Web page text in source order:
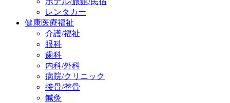
レンタカー
健康医療福祉
介護/福祉
眼科
歯科
内科/外科
病院/クリニック
接骨/整骨
鍼灸